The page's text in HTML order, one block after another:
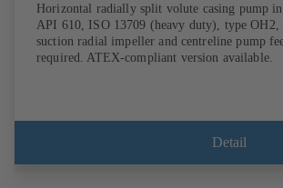
Horizontal radially split volute casing pump
API 610, ISO 13709 (heavy duty), type OH2,
suction radial impeller and centreline pump
required. ATEX-compliant version available.
Detail